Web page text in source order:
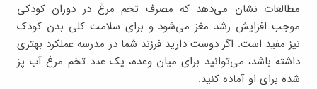
مطالعات نشان می‌دهد که مصرف تخم مرغ در دوران کودکی
موجب افزایش رشد مغز می‌شود و برای سلامت کلی بدن کودک
نیز مفید است. اگر دوست دارید فرزند شما در مدرسه عملکرد بهتری
داشته باشد، می‌توانید برای میان وعده، یک عدد تخم مرغ آب پز
شده برای او آماده کنید.